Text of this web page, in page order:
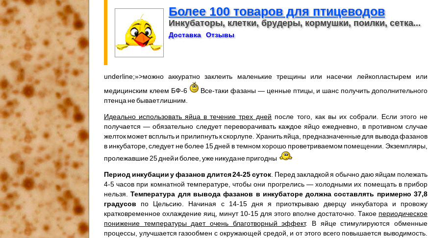
Более 100 товаров для птицеводов
Инкубаторы, клетки, брудеры, кормушки, поилки, сетка...
Доставка Отзывы
underline;»>можно аккуратно заклеить маленькие трещины или насечки лейкопластырем или
медицинским клеем БФ-6
Все-таки фазаны — ценные птицы, и шанс получить дополнительного
птенца не бывает лишним.
Идеально использовать яйца в течение трех дней после того, как вы их собрали. Если этого не
получается — обязательно следует переворачивать каждое яйцо ежедневно, в противном случае
желток может всплыть и прилипнуть к скорлупе. Хранить яйца, предназначенные для вывода фазанов
в инкубаторе, следует не более 15 дней в темном хорошо проветриваемом помещении. Экземпляры,
пролежавшие 25 дней и более, уже никуда не пригодны
Период инкубации у фазанов длится 24-25 суток . Перед закладкой я обычно даю яйцам полежать
4-5 часов при комнатной температуре, чтобы они прогрелись — холодными их помещать в прибор
нельзя.Температура для вывода фазанов в инкубаторе должна составлять примерно 37,8
градусов по Цельсию. Начиная с 14-15 дня я приоткрываю дверцу инкубатора и провожу
кратковременное охлаждение яиц, минут 10-15 для этого вполне достаточно. Такое периодическое
понижение температуры дает очень благотворный эффект. В яйце стимулируются обменные
процессы, улучшается газообмен с окружающей средой, и от этого всего повышается выводимость.